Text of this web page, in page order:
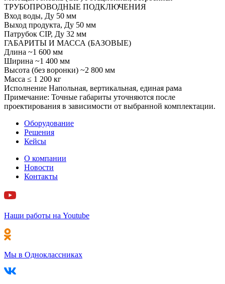
ТРУБОПРОВОДНЫЕ ПОДКЛЮЧЕНИЯ
Вход воды, Ду 50 мм
Выход продукта, Ду 50 мм
Патрубок CIP, Ду 32 мм
ГАБАРИТЫ И МАССА (БАЗОВЫЕ)
Длина ~1 600 мм
Ширина ~1 400 мм
Высота (без воронки) ~2 800 мм
Масса ≤ 1 200 кг
Исполнение Напольная, вертикальная, единая рама
Примечание: Точные габариты уточняются после
проектирования в зависимости от выбранной комплектации.
Оборудование
Решения
Кейсы
О компании
Новости
Контакты
Наши работы на Youtube
Мы в Одноклассниках